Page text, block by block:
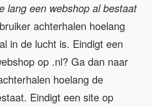
lang een webshop al bestaat
achterhalen hoelang
in de lucht is. Eindigt een
op .nl? Ga dan naar
hoelang de
Eindigt een site op